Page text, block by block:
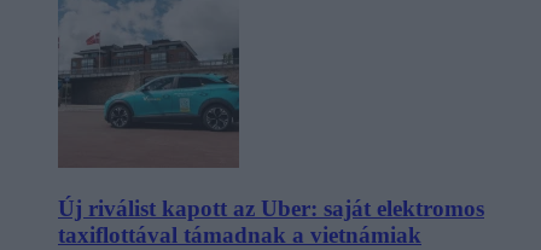
Új riválist kapott az Uber: saját elektromos
taxiflottával támadnak a vietnámiak